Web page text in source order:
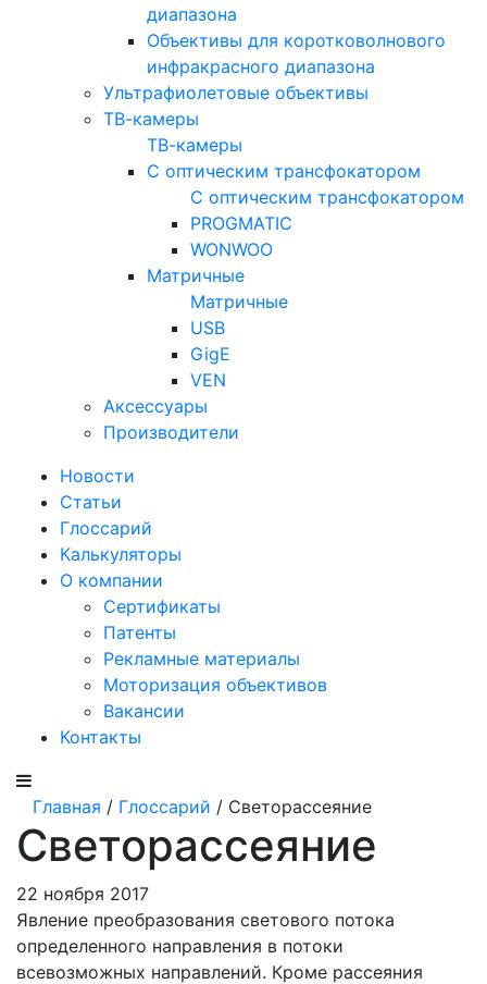
диапазона
Объективы для коротковолнового
инфракрасного диапазона
Ультрафиолетовые объективы
ТВ-камеры
ТВ-камеры
С оптическим трансфокатором
С оптическим трансфокатором
PROGMATIC
WONWOO
Матричные
Матричные
USB
GigE
VEN
Аксессуары
Производители
Новости
Статьи
Глоссарий
Калькуляторы
О компании
Сертификаты
Патенты
Рекламные материалы
Моторизация объективов
Вакансии
Контакты
Главная / Глоссарий / Светорассеяние
Светорассеяние
22 ноября 2017
Явление преобразования светового потока
определенного направления в потоки
всевозможных направлений. Кроме рас­сеяния